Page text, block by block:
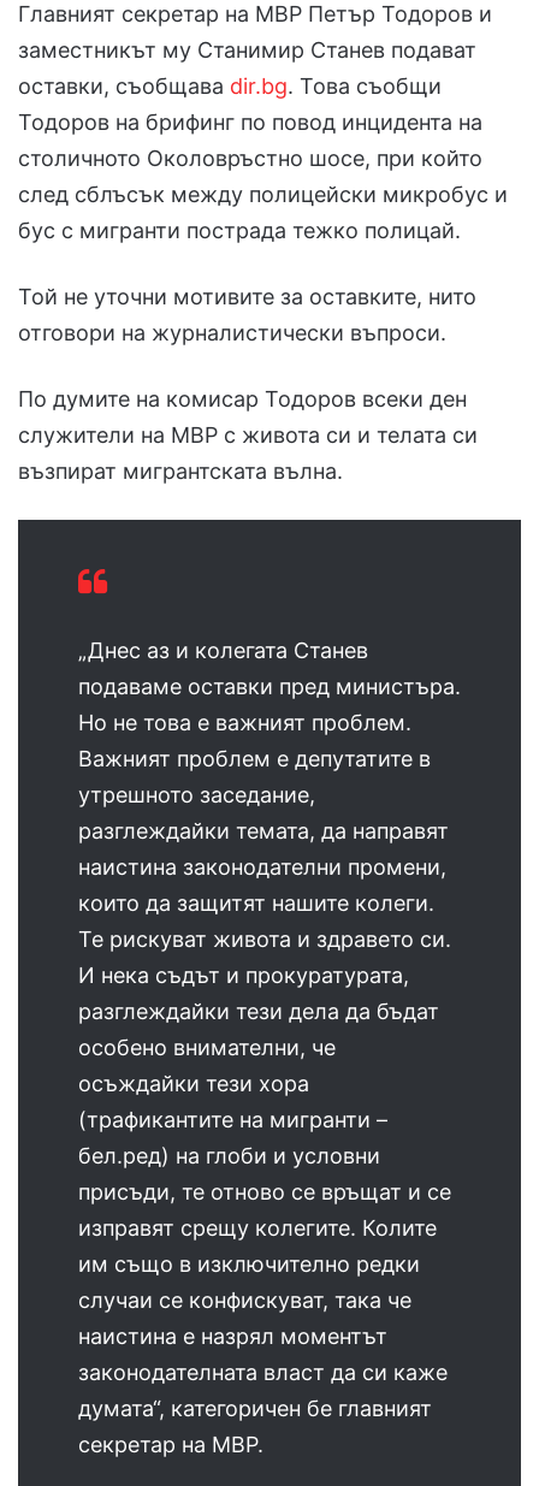
Главният секретар на МВР Петър Тодоров и
заместникът му Станимир Станев подават
оставки, съобщава dir.bg. Това съобщи
Тодоров на брифинг по повод инцидента на
столичното Околовръстно шосе, при който
след сблъсък между полицейски микробус и
бус с мигранти пострада тежко полицай.
Той не уточни мотивите за оставките, нито
отговори на журналистически въпроси.
По думите на комисар Тодоров всеки ден
служители на МВР с живота си и телата си
възпират мигрантската вълна.
„Днес аз и колегата Станев
подаваме оставки пред министъра.
Но не това е важният проблем.
Важният проблем е депутатите в
утрешното заседание,
разглеждайки темата, да направят
наистина законодателни промени,
които да защитят нашите колеги.
Те рискуват живота и здравето си.
И нека съдът и прокуратурата,
разглеждайки тези дела да бъдат
особено внимателни, че
осъждайки тези хора
(трафикантите на мигранти –
бел.ред) на глоби и условни
присъди, те отново се връщат и се
изправят срещу колегите. Колите
им също в изключително редки
случаи се конфискуват, така че
наистина е назрял моментът
законодателната власт да си каже
думата“, категоричен бе главният
секретар на МВР.